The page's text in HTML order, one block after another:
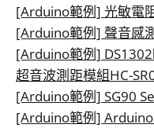
[Arduino範例] 光敏電
[Arduino範例] 聲音感
[Arduino範例]
超音波測距模組HC-
[Arduino範例] SG90
[Arduino範例]